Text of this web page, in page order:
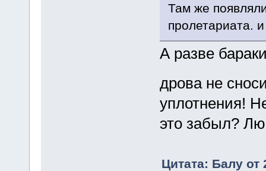
Там же
пролетариата.
А разве
дрова не
уплотнения!
это забыл?
Цитата: Балу от